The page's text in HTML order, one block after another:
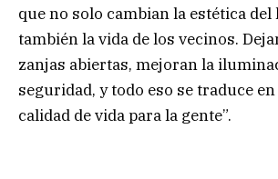
que no solo cambian la estética del
también la vida de los vecinos.
zanjas abiertas, mejoran la
seguridad, y todo eso se traduce
calidad de vida para la gente”.